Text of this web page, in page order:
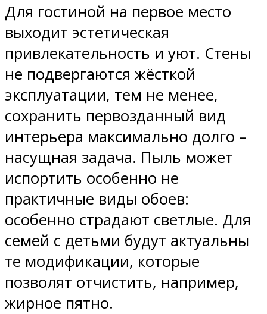
Для гостиной на первое место
выходит эстетическая
привлекательность и уют. Стены
не подвергаются жёсткой
эксплуатации, тем не менее,
сохранить первозданный вид
интерьера максимально долго –
насущная задача. Пыль может
испортить особенно не
практичные виды обоев:
особенно страдают светлые. Для
семей с детьми будут актуальны
те модификации, которые
позволят отчистить, например,
жирное пятно.